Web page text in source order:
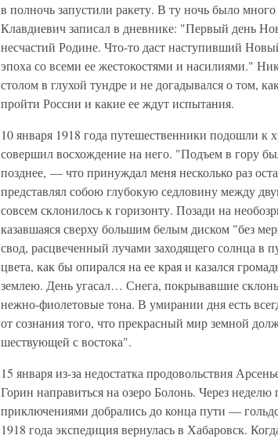
в полночь запустили ракету. В ту ночь было
Клавдиевич записал в дневнике: "Первый день
несчастий Родине. Что-то даст наступивший
эпоха со всеми ее жестокостями и насилиями."
столом в глухой тундре и не догадывался о том,
пройти России и какие ее ждут испытания.
10 января 1918 года путешественники подошли к
совершил восхождение на него. "Подъем в гору
позднее, — что принуждал меня несколько раз
представлял собою глубокую седловину между
совсем склонилось к горизонту. Позади на
казавшаяся сверху большим белым диском "без
свод, расцвеченный лучами заходящего солнца в
цвета, как бы опирался на ее края и казался
землею. День угасал… Снега, покрывавшие
нежно-фиолетовые тона. В умирании дня есть
от сознания того, что прекрасный мир земной
шествующей с востока".
15 января из-за недостатка продовольствия
Горин направиться на озеро Болонь. Через
приключениями добрались до конца пути —
1918 года экспедиция вернулась в Хабаровск.